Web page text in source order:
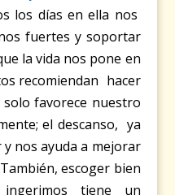
los días en ella nos
fuertes y soportar
la vida nos pone en
recomiendan hacer
favorece nuestro
el descanso, ya
nos ayuda a mejorar
escoger bien
tiene un